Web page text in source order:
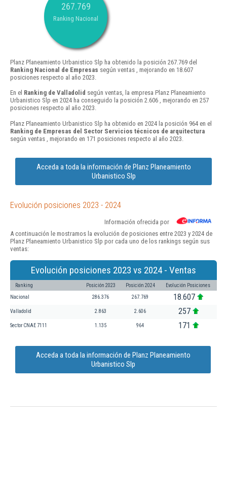
267.769
Ranking Nacional
Planz Planeamiento Urbanistico Slp ha obtenido la posición 267.769 del
Ranking Nacional de Empresas según ventas , mejorando en 18.607
posiciones respecto al año 2023.
En el Ranking de Valladolid según ventas, la empresa Planz Planeamiento
Urbanistico Slp en 2024 ha conseguido la posición 2.606 , mejorando en 257
posiciones respecto al año 2023.
Planz Planeamiento Urbanistico Slp ha obtenido en 2024 la posición 964 en el
Ranking de Empresas del Sector Servicios técnicos de arquitectura
según ventas , mejorando en 171 posiciones respecto al año 2023.
Acceda a toda la información de Planz Planeamiento
Urbanistico Slp
Evolución posiciones 2023 - 2024
Información ofrecida por
A continuación le mostramos la evolución de posiciones entre 2023 y 2024 de
Planz Planeamiento Urbanistico Slp por cada uno de los rankings según sus
ventas:
Evolución posiciones 2023 vs 2024 - Ventas
Ranking Posición 2023 Posición 2024 Evolución Posiciones
Nacional 286.376 267.769 18.607
Valladolid 2.863 2.606 257
Sector CNAE 7111 1.135 964 171
Acceda a toda la información de Planz Planeamiento
Urbanistico Slp